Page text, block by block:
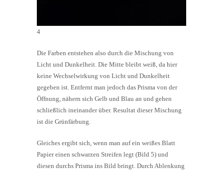
4
Die Farben entstehen also durch die Mischung von
Licht und Dunkelheit. Die Mitte bleibt weiß, da hier
keine Wechselwirkung von Licht und Dunkelheit
gegeben ist. Entfernt man jedoch das Prisma von der
Öffnung, nähern sich Gelb und Blau an und gehen
schließlich ineinander über. Resultat dieser Mischung
ist die Grünfärbung.
Gleiches ergibt sich, wenn man auf ein weißes Blatt
Papier einen schwarzen Streifen legt (Bild 5) und
diesen durchs Prisma ins Bild bringt. Durch Ablenkung